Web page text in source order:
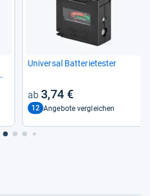
Uni­ver­sal Bat­te­rie­tes­ter
3,74 €
12 Angebote vergleichen